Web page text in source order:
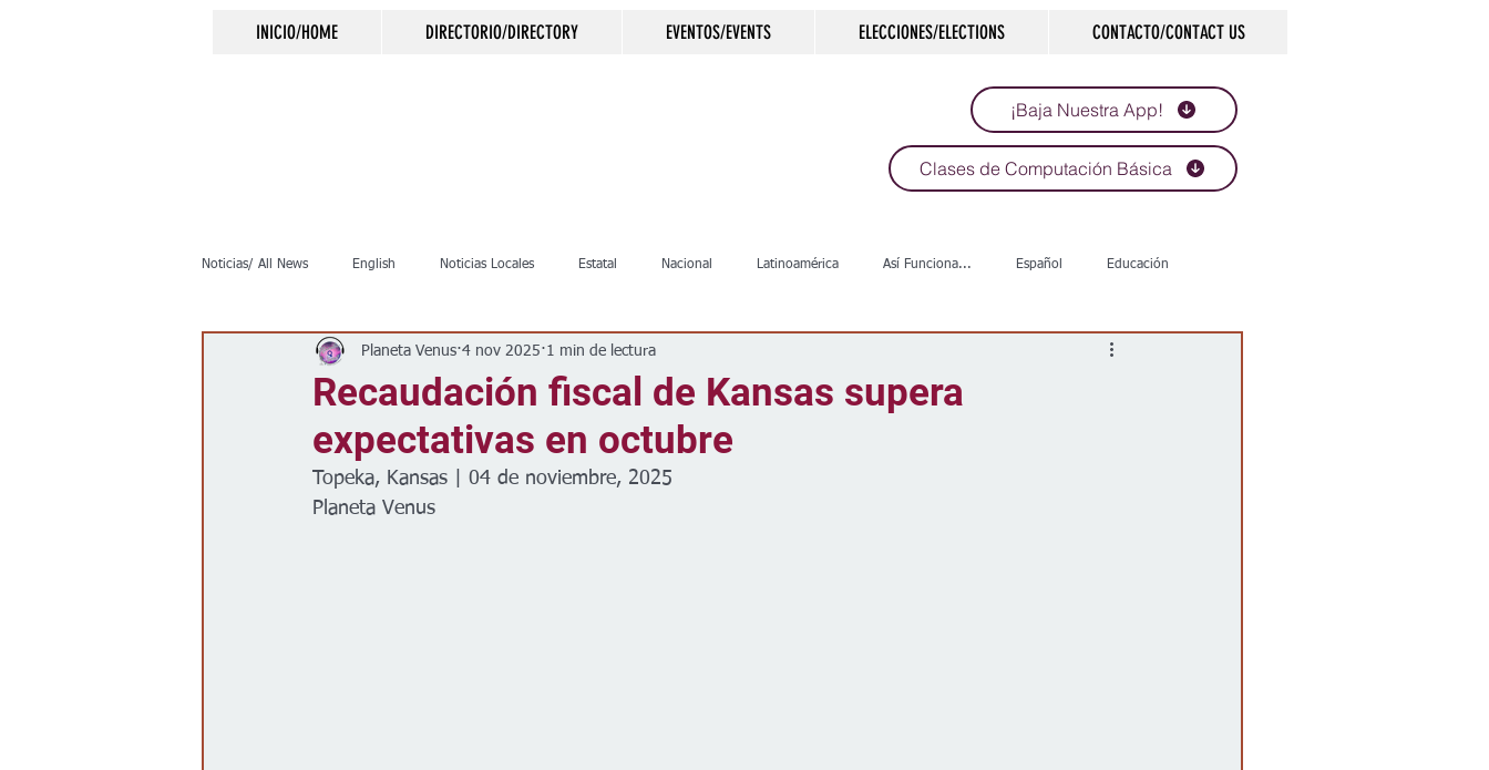
INICIO/HOME DIRECTORIO/DIRECTORY EVENTOS/EVENTS ELECCIONES/ELECTIONS CONTACTO/CONTACT US
¡Baja Nuestra App!
Clases de Computación Básica
Noticias/ All News English Noticias Locales Estatal Nacional Latinoamérica Así Funciona... Español Educación
Inmigración Crimen Negocios Salud Arte & Cultura
Clima Vivienda Escuelas Calles Desamparados
Recaudación fiscal de Kansas supera
expectativas en octubre
Planeta Venus 4 nov 2025 1 min de lectura
Topeka, Kansas | 04 de noviembre, 2025
Planeta Venus